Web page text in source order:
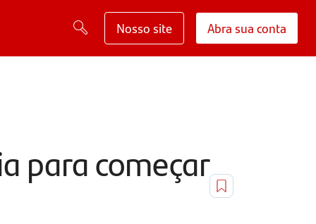
Nosso site Abra sua conta
para começar